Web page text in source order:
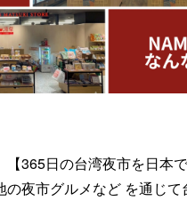
【365日の台湾夜市を日本
の夜市グルメなど を通じて